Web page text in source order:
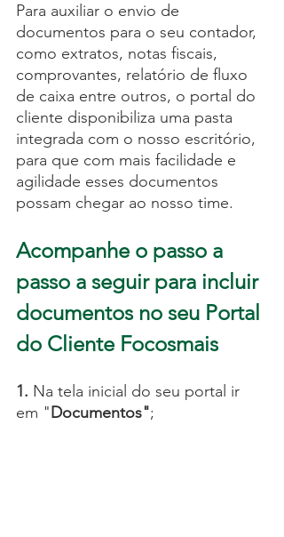
Para auxiliar o envio de
documentos para o seu contador,
como extratos, notas fiscais,
comprovantes, relatório de fluxo
de caixa entre outros, o portal do
cliente disponibiliza uma pasta
integrada com o nosso escritório,
para que com mais facilidade e
agilidade esses documentos
possam chegar ao nosso time.
Acompanhe o passo a
passo a seguir para incluir
documentos no seu Portal
do Cliente Focosmais
1. Na tela inicial do seu portal ir
em "Documentos";